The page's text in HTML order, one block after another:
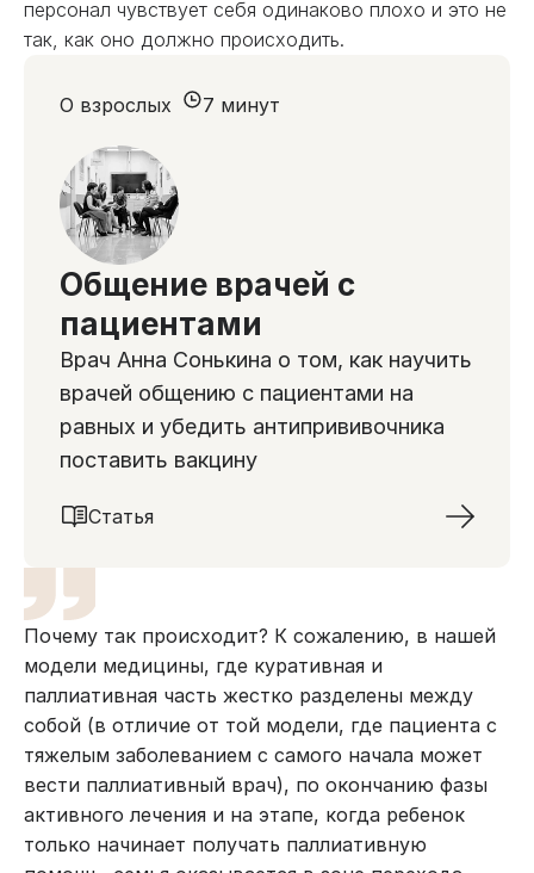
персонал чувствует себя одинаково плохо и это не
так, как оно должно происходить.
Общение врачей с
пациентами
Врач Анна Сонькина о том, как научить
врачей общению с пациентами на
равных и убедить антипрививочника
поставить вакцину
О взрослых
Статья
7 минут
Почему так происходит? К сожалению, в нашей
модели медицины, где куративная и
паллиативная часть жестко разделены между
собой (в отличие от той модели, где пациента с
тяжелым заболеванием с самого начала может
вести паллиативный врач), по окончанию фазы
активного лечения и на этапе, когда ребенок
только начинает получать паллиативную